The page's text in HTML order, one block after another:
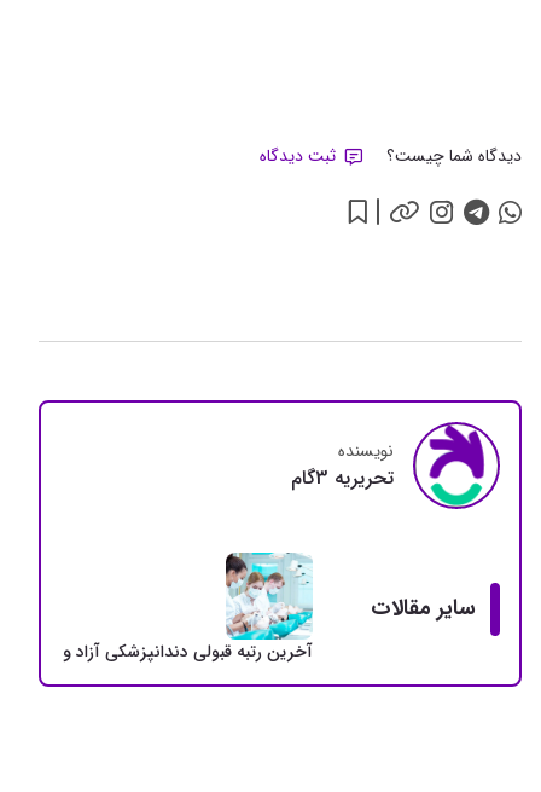
دیدگاه شما چیست؟ ثبت دیدگاه
نویسنده
تحريريه 3گام
سایر مقالات
آخرین رتبه قبولی دندانپزشکی آزاد و دولتی +